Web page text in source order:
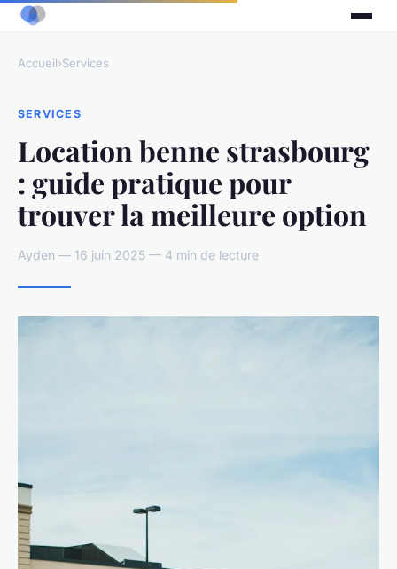
Accueil›Services
SERVICES
Location benne strasbourg
: guide pratique pour
trouver la meilleure option
Ayden — 16 juin 2025 — 4 min de lecture